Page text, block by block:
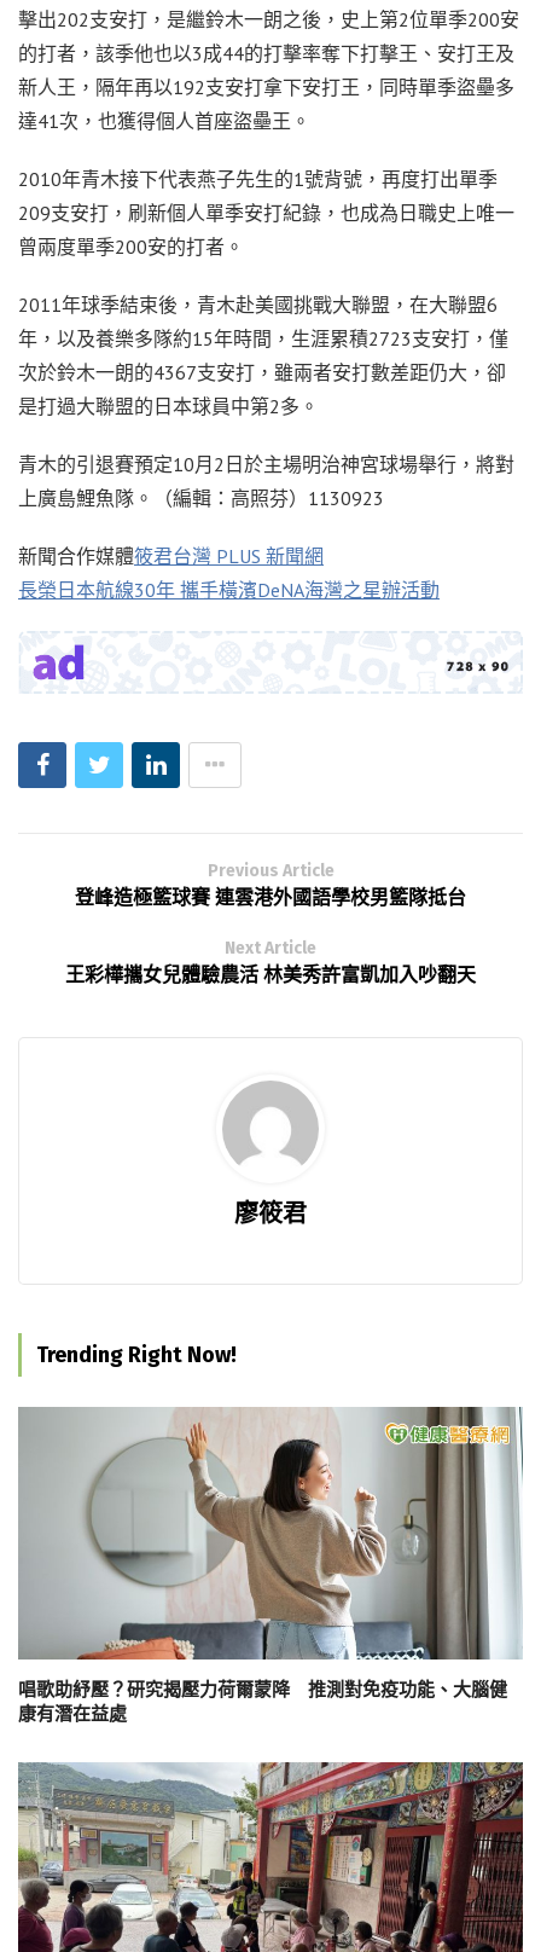
擊出202支安打，是繼鈴木一朗之後，史上第2位單季200安
的打者，該季他也以3成44的打擊率奪下打擊王、安打王及
新人王，隔年再以192支安打拿下安打王，同時單季盜壘多
達41次，也獲得個人首座盜壘王。
2010年青木接下代表燕子先生的1號背號，再度打出單季
209支安打，刷新個人單季安打紀錄，也成為日職史上唯一
曾兩度單季200安的打者。
2011年球季結束後，青木赴美國挑戰大聯盟，在大聯盟6
年，以及養樂多隊約15年時間，生涯累積2723支安打，僅
次於鈴木一朗的4367支安打，雖兩者安打數差距仍大，卻
是打過大聯盟的日本球員中第2多。
青木的引退賽預定10月2日於主場明治神宮球場舉行，將對
上廣島鯉魚隊。（編輯：高照芬）1130923
新聞合作媒體筱君台灣 PLUS 新聞網
長榮日本航線30年 攜手橫濱DeNA海灣之星辦活動
Previous Article
登峰造極籃球賽 連雲港外國語學校男籃隊抵台
Next Article
王彩樺攜女兒體驗農活 林美秀許富凱加入吵翻天
廖筱君
Trending Right Now!
唱歌助紓壓？研究揭壓力荷爾蒙降 推測對免疫功能、大腦健
康有潛在益處